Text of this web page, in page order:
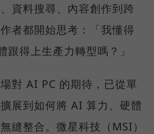
資料搜尋、內容創作到跨
者都開始思考：「我懂得
得上生產力轉型嗎？」
對 AI PC 的期待，已從單
展到如何將 AI 算力、硬體
縫整合。微星科技（MSI）